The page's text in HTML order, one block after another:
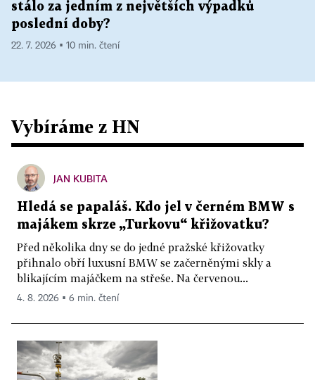
stálo za jedním z největších výpadků
poslední doby?
22. 7. 2026 ▪ 10 min. čtení
Vybíráme z HN
JAN KUBITA
Hledá se papaláš. Kdo jel v černém BMW s
majákem skrze „Turkovu“ křižovatku?
Před několika dny se do jedné pražské křižovatky
přihnalo obří luxusní BMW se začerněnými skly a
blikajícím majáčkem na střeše. Na červenou...
4. 8. 2026 ▪ 6 min. čtení